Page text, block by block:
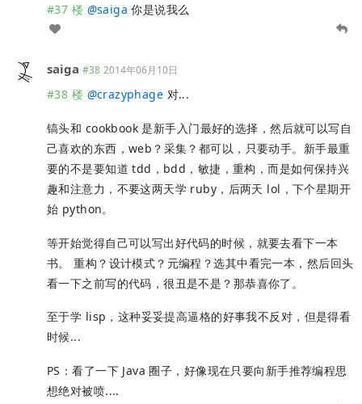
#37 楼 @saiga 你是说我么
saiga #38 2014年06月10日
#38 楼 @crazyphage 对...
镐头和 cookbook 是新手入门最好的选择，然后就可以写自
己喜欢的东西，web？采集？都可以，只要动手。新手最重
要的不是要知道 tdd，bdd，敏捷，重构，而是如何保持兴
趣和注意力，不要这两天学 ruby，后两天 lol，下个星期开
始 python。
等开始觉得自己可以写出好代码的时候，就要去看下一本
书。 重构？设计模式？元编程？选其中看完一本，然后回头
看一下之前写的代码，很丑是不是？那恭喜你了。
至于学 lisp，这种妥妥提高逼格的好事我不反对，但是得看
时候...
PS：看了一下 Java 圈子，好像现在只要向新手推荐编程思
想绝对被喷....